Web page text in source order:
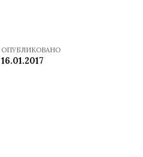
ОПУБЛИКОВАНО
16.01.2017